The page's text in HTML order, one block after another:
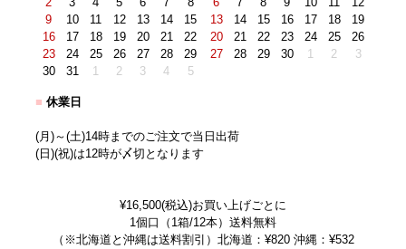
2
3 4 5 6 7
8
9
10 11 12 13 14
15
16
17 18 19 20 21
22
23
24 25 26 27 28
29
30
31 1 2 3 4 5
6
7 8 9 10 11
12
13
14 15 16 17 18
19
20
21 22 23 24 25
26
27
28 29 30 1 2 3
■ 休業日
(月)～(土)14時までのご注文で当日出荷
(日)(祝)は12時が〆切となります
¥16,500(税込)お買い上げごとに
1個口（1箱/12本）送料無料
（※北海道と沖縄は送料割引）北海道：¥820 沖縄：¥532